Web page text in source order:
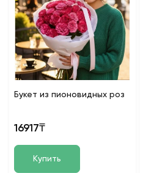
Букет из пионовидных роз
16917₸
Купить